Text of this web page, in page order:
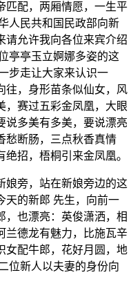
匹配，两厢情愿，一生平
人民共和国民政部向新
请允许我向各位来宾介绍
亭亭玉立婀娜多姿的这
步走让大家来认识一
往，身形苗条似仙女，风
，赛过五彩金凤凰，大眼
说多美有多美，要说漂亮
愁断肠，三点秋香真情
招，梧桐引来金凤凰。
娘旁，站在新娘旁边的这
天的新郎 先生，向前一
，也漂亮：英俊潇洒，相
兰德龙有魅力，比施瓦辛
女配牛郎，花好月圆，地
位新人以夫妻的身份向